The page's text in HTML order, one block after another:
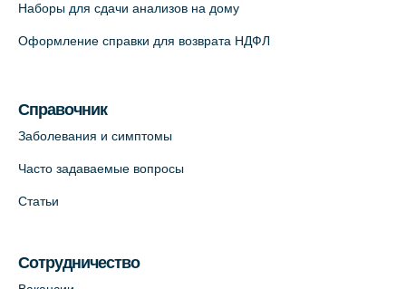
На карте
+7 (812) 660-73-69
На карте
На карте
Наборы для сдачи анализов на дому
Оформление справки для возврата НДФЛ
Справочник
Заболевания и симптомы
Часто задаваемые вопросы
Статьи
Сотрудничество